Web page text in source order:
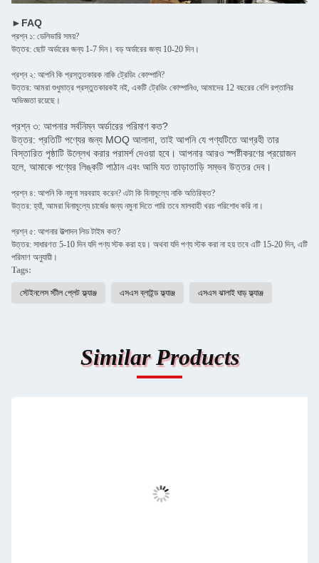
►FAQ
প্রশ্ন ১: ডেলিভারি সময়?
উত্তর: ছোট অর্ডারের জন্য 1-7 দিন। বড় অর্ডারের জন্য 10-20 দিন।
প্রশ্ন ২: আপনি কি প্রস্তুতকারক নাকি ট্রেডিং কোম্পানি?
উত্তর: আমরা শুধুমাত্র প্রস্তুতকারকই নই, একটি ট্রেডিং কোম্পানিও, আমাদের 12 বছরের বেশি রপ্তানির
অভিজ্ঞতা রয়েছে।
প্রশ্ন ৩: আপনার সর্বনিম্ন অর্ডারের পরিমাণ কত?
উত্তর: প্রতিটি পণ্যের জন্য MOQ আলাদা, তাই আপনি যে পণ্যটিতে আগ্রহী তার
বিস্তারিত পৃষ্ঠাটি উল্লেখ করার পরামর্শ দেওয়া হবে। আপনার আরও স্পষ্টীকরণের প্রয়োজন
হলে, আমাকে পণ্যের লিঙ্কটি পাঠান এবং আমি যত তাড়াতাড়ি সম্ভব উত্তর দেব।
প্রশ্ন ৪: আপনি কি নমুনা সরবরাহ করেন? এটা কি বিনামূল্যে নাকি অতিরিক্ত?
উত্তর: হ্যাঁ, আমরা বিনামূল্যে চার্জের জন্য নমুনা দিতে পারি তবে মালবাহী খরচ পরিশোধ করি না।
প্রশ্ন ৫: আপনার উত্পাদন লিড টাইম কত?
উত্তর: সাধারণত 5-10 দিন যদি পণ্য স্টক করা হয়। অথবা যদি পণ্য স্টক করা না হয় তবে এটি 15-20 দিন, এটি
পরিমাণ অনুযায়ী।
Tags:
স্টেইনলেস স্টীল প্লেট ফ্ল্যাঞ্জ এসএস ব্লাইন্ড ফ্ল্যাঞ্জ এসএস ঝালাই ঘাড় ফ্ল্যাঞ্জ
Similar Products